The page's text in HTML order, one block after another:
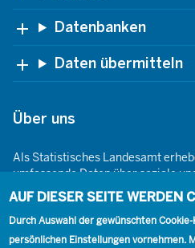
Datenbanken
Daten übermitteln
Über uns
Als Statistisches Landesamt
umfassende Daten über soziale
Gegebenheiten. Dabei sind wir
Objektivität, wissenschaftlichen
statistischen Geheimhaltung
AUF DIESER SEITE WERDEN
Durch Auswahl der gewünschten
persönlichen Einstellungen vornehmen.